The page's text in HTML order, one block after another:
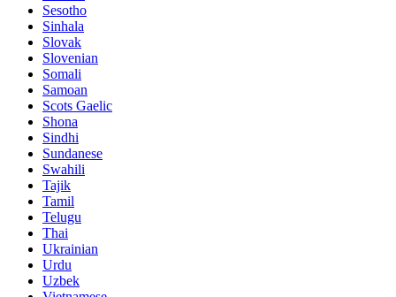
Sesotho
Sinhala
Slovak
Slovenian
Somali
Samoan
Scots Gaelic
Shona
Sindhi
Sundanese
Swahili
Tajik
Tamil
Telugu
Thai
Ukrainian
Urdu
Uzbek